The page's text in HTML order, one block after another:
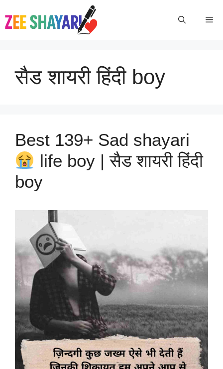
To
सैड शायरी हिंदी boy
Best 139+ Sad shayari
life boy | सैड शायरी हिंदी
boy